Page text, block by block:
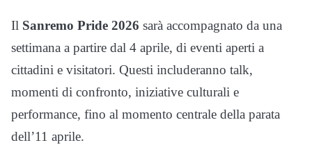
Il Sanremo Pride 2026 sarà accompagnato da una
settimana a partire dal 4 aprile, di eventi aperti a
cittadini e visitatori. Questi includeranno talk,
momenti di confronto, iniziative culturali e
performance, fino al momento centrale della parata
dell’11 aprile.